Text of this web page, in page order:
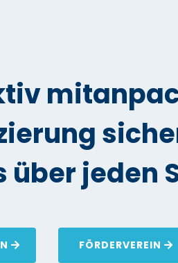
über jeden
FÖRDERVEREIN